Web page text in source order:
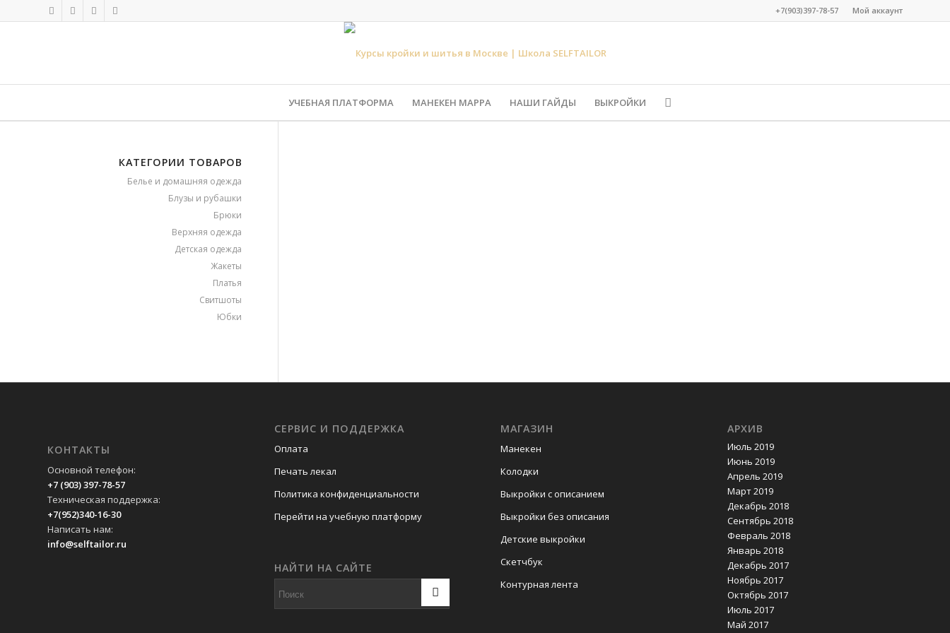
Мой аккаунт
+7(903)397-78-57
УЧЕБНАЯ ПЛАТФОРМА МАНЕКЕН МАРРА НАШИ ГАЙДЫ ВЫКРОЙКИ
КАТЕГОРИИ ТОВАРОВ
Белье и домашняя одежда
Блузы и рубашки
Брюки
Верхняя одежда
Детская одежда
Жакеты
Платья
Свитшоты
Юбки
КОНТАКТЫ
Основной телефон:
+7 (903) 397-78-57
Техническая поддержка:
+7(952)340-16-30
Написать нам:
info@selftailor.ru
СЕРВИС И ПОДДЕРЖКА
Оплата
Печать лекал
Политика конфиденциальности
Перейти на учебную платформу
НАЙТИ НА САЙТЕ
МАГАЗИН
Манекен
Колодки
Выкройки с описанием
Выкройки без описания
Детские выкройки
Скетчбук
Контурная лента
АРХИВ
Июль 2019
Июнь 2019
Апрель 2019
Март 2019
Декабрь 2018
Сентябрь 2018
Февраль 2018
Январь 2018
Декабрь 2017
Ноябрь 2017
Октябрь 2017
Июль 2017
Май 2017